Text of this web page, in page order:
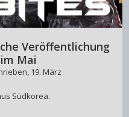
Veröffentlichung
Mai
19. März
Südkorea.